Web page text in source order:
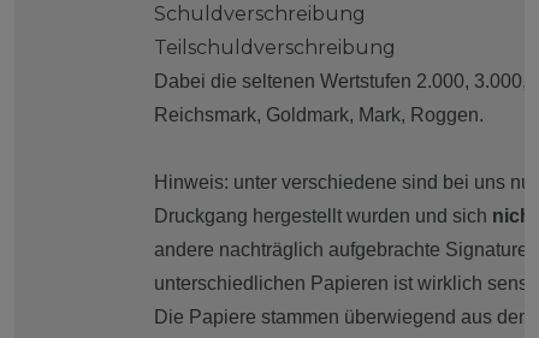
Schuldverschreibung
Teilschuldverschreibung
Dabei die seltenen Wertstufen 2.000,
Reichsmark, Goldmark, Mark, Roggen.
Hinweis: unter verschiedene sind bei uns
Druckgang hergestellt wurden und sich nicht
andere nachträglich aufgebrachte
unterschiedlichen Papieren ist wirklich
Die Papiere stammen überwiegend aus